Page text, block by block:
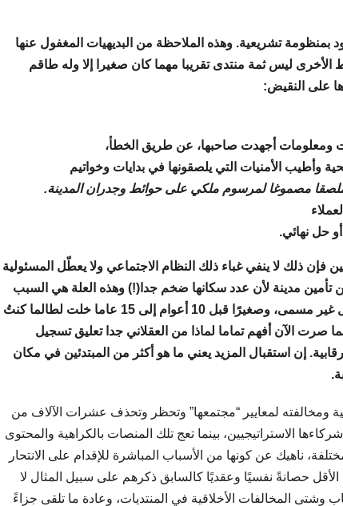
تشريعية. وهذه الملاحظة من البديهيات المغفول عنها
ليس ثمة منتدى تقريبا مهما كان صغيرا إلا وله طاقم
على النقيض:
ومعلومات أجهدت صاحبها، عن طريق الخطأ،
وأطيب الأمنيات التي يلصقونها في بدايات وخواتيم
مصموغا لمرسوم ملكي على حوائط وجدران المدينة.
حل نهائي.
ذلك لا ينفي غباء ذلك النظام الاجتماعي ولا يعطّل المسئولية
تأمين مدينة لأن عدد سكانها ضخم جدا(!) وهذه العلة هي السبب
في أننا لطالما وجدنا منتديات قد أغلقت باب العضوية مؤقتا أو لأجل غير مسمى، وصغيرًا قبل 10 أعوام إلى 15 عاما خلت لطالما كنتُ
الآن أفهم تماما لماذا من العقلاني جدا تعليق تسجيل
إن استقبال المزيد يعني ما هو أكثر من المبتدئين في مكان
لمعايير “مجتمعها” وتحظر وتحذف عشرات الآلاف من
الاستراتيجيين، بينما تعج تلك المنصات بالكراهية والمحتوى
ناهيك عن كونها من الأسباب المباشرة للإقدام على الانتحار
الأقل حصانةً نفسيًا وعقديًا كالسابق ذكرهم على سبيل المثال لا
المخالفات الأخلاقية في المنتديات، وعادة ما تلقى جزاءً